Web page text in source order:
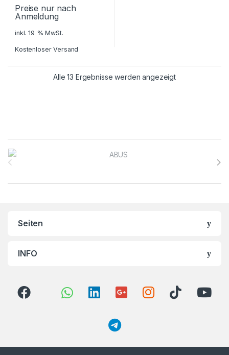
Preise nur nach
Anmeldung
inkl. 19 % MwSt.
Kostenloser Versand
Alle 13 Ergebnisse werden angezeigt
Brands Carousel
Seiten
INFO